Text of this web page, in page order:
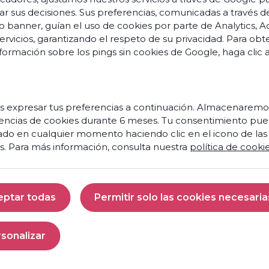
sus decisiones. Sus preferencias, comunicadas a través
banner, guían el uso de cookies por parte de Analytics,
garantizando el respeto de su privacidad. Para
sobre los pings sin cookies de Google, haga clic
expresar tus preferencias a continuación.
de cookies durante 6 meses. Tu consentimiento
en cualquier momento haciendo clic en el icono de las
Para más información, consulta nuestra política de
todas
Aceptar todas
Permitir solo las cookies
Permitir solo las
Personalizar
et
Prêt
à
faire
de
de
contact
un
moteur
de